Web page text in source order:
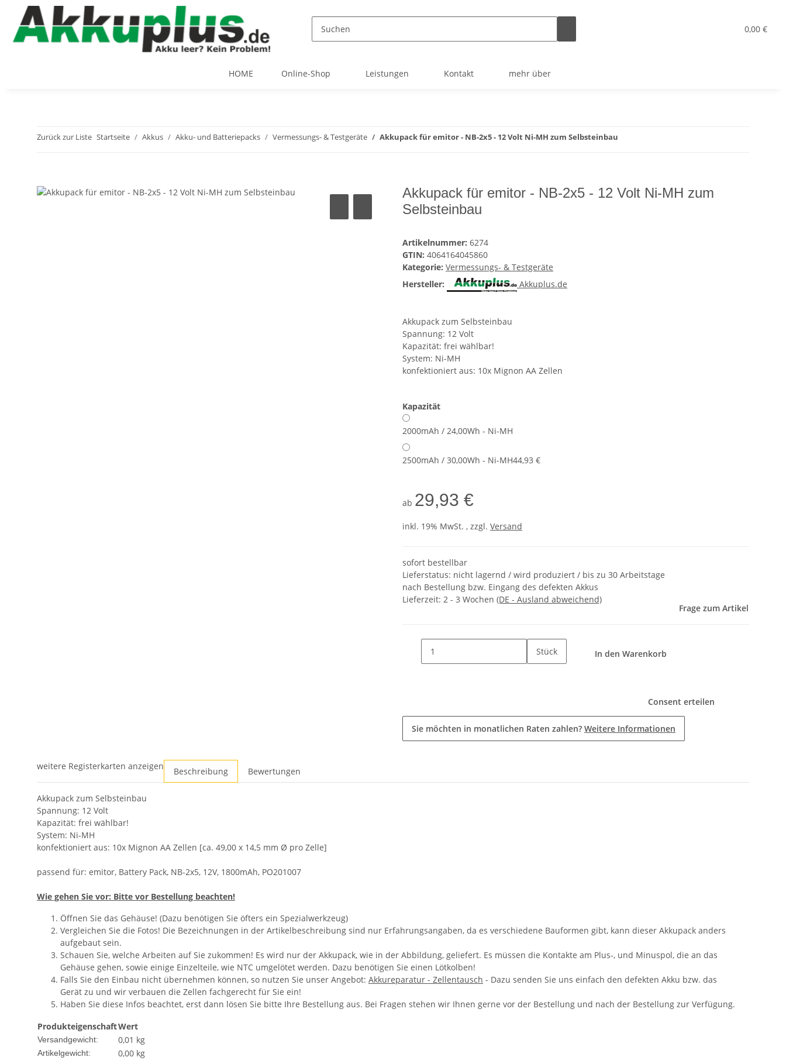
0,00 €
HOME Online-Shop Leistungen Kontakt mehr über
Zurück zur Liste Startseite Akkus Akku- und Batteriepacks Vermessungs- & Testgeräte Akkupack für emitor - NB-2x5 - 12 Volt Ni-MH zum Selbsteinbau
Akkupack für emitor - NB-2x5 - 12 Volt Ni-MH zum
Selbsteinbau
Artikelnummer: 6274
GTIN: 4064164045860
Kategorie: Vermessungs- & Testgeräte
Hersteller:
Akkuplus.de
Akkupack zum Selbsteinbau
Spannung: 12 Volt
Kapazität: frei wählbar!
System: Ni-MH
konfektioniert aus: 10x Mignon AA Zellen
Kapazität
2000mAh / 24,00Wh - Ni-MH
2500mAh / 30,00Wh - Ni-MH44,93 €
ab 29,93 €
inkl. 19% MwSt. , zzgl. Versand
sofort bestellbar
Lieferstatus: nicht lagernd / wird produziert / bis zu 30 Arbeitstage
nach Bestellung bzw. Eingang des defekten Akkus
Lieferzeit: 2 - 3 Wochen (DE - Ausland abweichend)
Frage zum Artikel
Stück In den Warenkorb
Consent erteilen
Sie möchten in monatlichen Raten zahlen? Weitere Informationen
weitere Registerkarten anzeigen Beschreibung Bewertungen
Akkupack zum Selbsteinbau
Spannung: 12 Volt
Kapazität: frei wählbar!
System: Ni-MH
konfektioniert aus: 10x Mignon AA Zellen [ca. 49,00 x 14,5 mm Ø pro Zelle]
passend für: emitor, Battery Pack, NB-2x5, 12V, 1800mAh, PO201007
Wie gehen Sie vor: Bitte vor Bestellung beachten!
Öffnen Sie das Gehäuse! (Dazu benötigen Sie öfters ein Spezialwerkzeug)
Vergleichen Sie die Fotos! Die Bezeichnungen in der Artikelbeschreibung sind nur Erfahrungsangaben, da es verschiedene Bauformen gibt, kann dieser Akkupack anders
aufgebaut sein.
Schauen Sie, welche Arbeiten auf Sie zukommen! Es wird nur der Akkupack, wie in der Abbildung, geliefert. Es müssen die Kontakte am Plus-, und Minuspol, die an das
Gehäuse gehen, sowie einige Einzelteile, wie NTC umgelötet werden. Dazu benötigen Sie einen Lötkolben!
Falls Sie den Einbau nicht übernehmen können, so nutzen Sie unser Angebot: Akkureparatur - Zellentausch - Dazu senden Sie uns einfach den defekten Akku bzw. das
Gerät zu und wir verbauen die Zellen fachgerecht für Sie ein!
Haben Sie diese Infos beachtet, erst dann lösen Sie bitte Ihre Bestellung aus. Bei Fragen stehen wir Ihnen gerne vor der Bestellung und nach der Bestellung zur Verfügung.
ProdukteigenschaftWert
Versandgewicht: 0,01 kg
Artikelgewicht: 0,00 kg